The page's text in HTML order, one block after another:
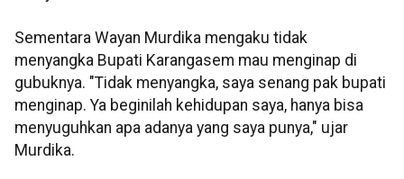
Sementara Wayan Murdika mengaku tidak
menyangka Bupati Karangasem mau menginap di
gubuknya. "Tidak menyangka, saya senang pak bupati
menginap. Ya beginilah kehidupan saya, hanya bisa
menyuguhkan apa adanya yang saya punya," ujar
Murdika.